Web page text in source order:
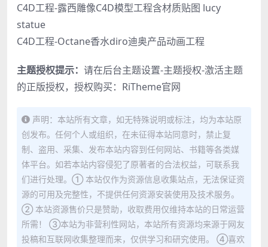
C4D工程-露西雕像C4D模型工程含材质贴图 lucy
statue
C4D工程-Octane香水diro迪奥产品动画工程
主题授权提示： 请在后台主题设置-主题授权-激活主题
的正版授权，授权购买： RiTheme官网
声明：本站所有文章，如无特殊说明或标注，均为本站原
创发布。任何个人或组织，在未征得本站同意时，禁止复
制、盗用、采集、发布本站内容到任何网站、书籍等各类媒
体平台。如若本站内容侵犯了原著者的合法权益，可联系我
们进行处理。① 本站仅作为资源信息收集站点，无法保证资
源的可用及完整性，不提供任何资源安装使用及技术服务。
② 本站资源售价只是赞助，收取费用仅维持本站的日常运营
所需！ ③本站为非营利性网站，本站所有资源均来源于网友
投稿和互联网收集整理而来，仅供学习和研究使用。 ④喜欢